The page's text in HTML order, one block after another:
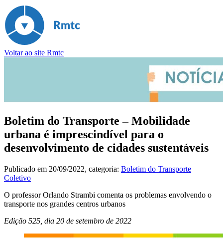
Voltar ao site Rmtc
Boletim do Transporte – Mobilidade
urbana é imprescindível para o
desenvolvimento de cidades sustentáveis
Publicado em 20/09/2022, categoria: Boletim do Transporte
Coletivo
O professor Orlando Strambi comenta os problemas envolvendo o
transporte nos grandes centros urbanos
Edição 525, dia 20 de setembro de 2022